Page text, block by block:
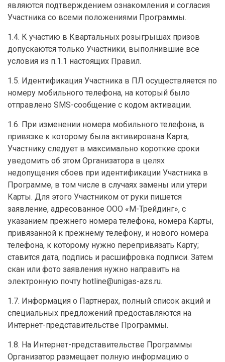
являются подтверждением ознакомления и согласия
Участника со всеми положениями Программы.
1.4. К участию в Квартальных розыгрышах призов
допускаются только Участники, выполнившие все
условия из п.1.1 настоящих Правил.
1.5. Идентификация Участника в ПЛ осуществляется по
номеру мобильного телефона, на который было
отправлено SMS-сообщение с кодом активации.
1.6. При изменении номера мобильного телефона, в
привязке к которому была активирована Карта,
Участнику следует в максимально короткие сроки
уведомить об этом Организатора в целях
недопущения сбоев при идентификации Участника в
Программе, в том числе в случаях замены или утери
Карты. Для этого Участником от руки пишется
заявление, адресованное ООО «М-Трейдинг», с
указанием прежнего номера телефона, номера Карты,
привязанной к прежнему телефону, и нового номера
телефона, к которому нужно перепривязать Карту;
ставится дата, подпись и расшифровка подписи. Затем
скан или фото заявления нужно направить на
электронную почту hotline@unigas-azs.ru.
1.7. Информация о Партнерах, полный список акций и
специальных предложений предоставляются на
Интернет-представительстве Программы.
1.8. На Интернет-представительстве Программы
Организатор размещает полную информацию о